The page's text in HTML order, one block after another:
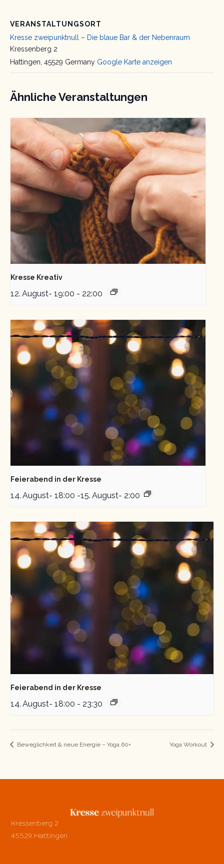
VERANSTALTUNGSORT
Kresse zweipunktnull – Die blaue Bar & der Nebenraum
Kressenberg 2
Hattingen 45529 Germany Google Karte anzeigen
Ähnliche Veranstaltungen
Kresse Kreativ
12. August- 19:00 - 22:00
Feierabend in der Kresse
14. August- 18:00 -15. August- 2:00
Feierabend in der Kresse
14. August- 18:00 - 23:30
Beweglichkeit & neue Energie – Yoga 60+ Yoga Workout
Kressenberg 2
45529 Hattingen